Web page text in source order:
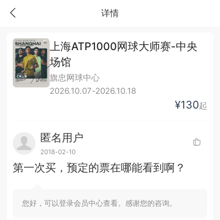
详情
上海ATP1000网球大师赛-中央
场馆
旗忠网球中心
2026.10.07-2026.10.18
¥130起
匿名用户
2018-02-10
第一次买，预定的票在哪能看到啊？
您好，可以登录会员中心查看。感谢您的咨询。